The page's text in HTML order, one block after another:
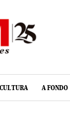
A FONDO